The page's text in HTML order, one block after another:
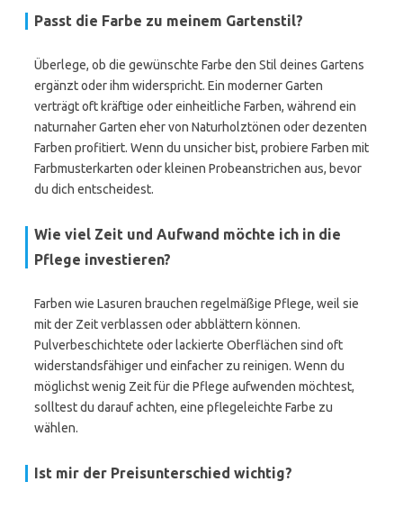
Passt die Farbe zu meinem Gartenstil?
Überlege, ob die gewünschte Farbe den Stil deines Gartens
ergänzt oder ihm widerspricht. Ein moderner Garten
verträgt oft kräftige oder einheitliche Farben, während ein
naturnaher Garten eher von Naturholztönen oder dezenten
Farben profitiert. Wenn du unsicher bist, probiere Farben mit
Farbmusterkarten oder kleinen Probeanstrichen aus, bevor
du dich entscheidest.
Wie viel Zeit und Aufwand möchte ich in die
Pflege investieren?
Farben wie Lasuren brauchen regelmäßige Pflege, weil sie
mit der Zeit verblassen oder abblättern können.
Pulverbeschichtete oder lackierte Oberflächen sind oft
widerstandsfähiger und einfacher zu reinigen. Wenn du
möglichst wenig Zeit für die Pflege aufwenden möchtest,
solltest du darauf achten, eine pflegeleichte Farbe zu
wählen.
Ist mir der Preisunterschied wichtig?